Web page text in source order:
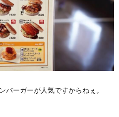
バーガーが人気ですからねぇ。